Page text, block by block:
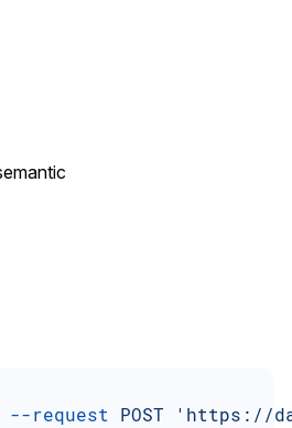
--request POST 'https://